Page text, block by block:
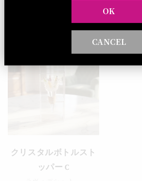
常
価
格
クリスタルボトルスト
ッパー C
OK
CANCEL